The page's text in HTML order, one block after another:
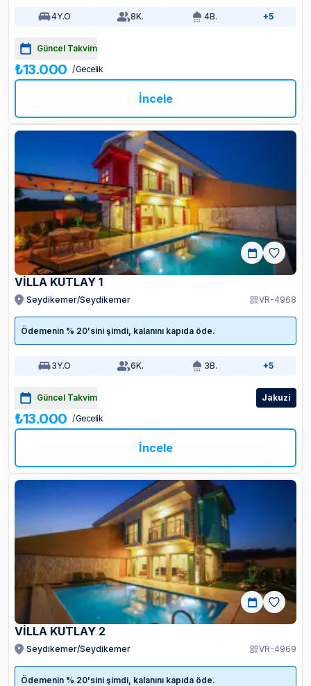
4Y.O 8K. 4B. +5
Güncel Takvim
₺13.000 / Gecelik
İncele
VİLLA KUTLAY 1
Seydikemer/Seydikemer VR-4968
Ödemenin % 20'sini şimdi, kalanını kapıda öde.
3Y.O 6K. 3B. +5
Güncel Takvim Jakuzi
₺13.000 / Gecelik
İncele
VİLLA KUTLAY 2
Seydikemer/Seydikemer VR-4969
Ödemenin % 20'sini şimdi, kalanını kapıda öde.